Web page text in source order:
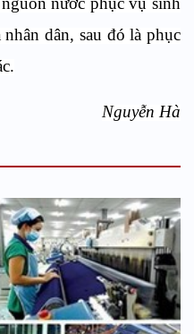
dân, sau đó là phục
Nguyễn Hà